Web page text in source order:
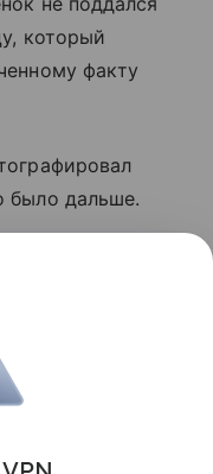
который
факту
было дальше.
волосы.
погибшей
родных.
Поделиться